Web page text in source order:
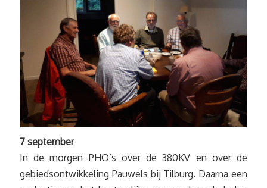
7 september
In de morgen PHO’s over de 380KV en over de
gebiedsontwikkeling Pauwels bij Tilburg. Daarna een